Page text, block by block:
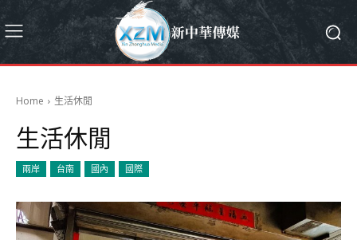
Home 生活休閒
生活休閒
兩岸 台南 國內 國際